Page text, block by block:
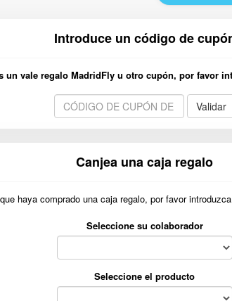
Introduce un código de
un vale regalo MadridFly u otro cupón, por favor
Código
Validar
Canjea una caja regalo
haya comprado una caja regalo, por favor
Seleccione su colaborador
Seleccione el producto